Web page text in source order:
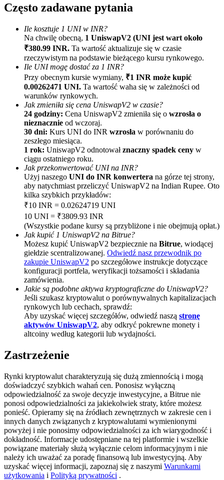
Polecaj
Zaproś przyjaciela, aby otrzymać nagrody pieniężne
BTC Welcome Rewards
BTC Welcome Rewards
Deposit & Trade BTC to Share 25000 USDT prize pool!
Deposit CASHCAT & Win
Share 500000 CASHCAT prize pool
Exclusive for BitMart Users
Register & Trade to Win 500,000 USDT
Precious Metals Trading Carnival
Trade Gold & Silver · 33,333 USDT Bonus
USDT New User Exclusive 10% APR
USDT Flexible Staking | Daily Rewards
Często zadawane pytania
Ile kosztuje 1 UNI w INR?
Na chwilę obecną, 1 UniswapV2 (UNI jest wart około
₹380.99 INR. Ta wartość aktualizuje się w czasie
rzeczywistym na podstawie bieżącego kursu rynkowego.
Ile UNI mogę dostać za 1 INR?
Przy obecnym kursie wymiany, ₹1 INR może kupić
0.00262471 UNI. Ta wartość waha się w zależności od
warunków rynkowych.
Jak zmieniła się cena UniswapV2 w czasie?
24 godziny: Cena UniswapV2 zmieniła się o wzrosła o
nieznacznie od wczoraj.
30 dni: Kurs UNI do INR wzrosła w porównaniu do
zeszłego miesiąca.
1 rok: UniswapV2 odnotowałznaczny spadek ceny w
ciągu ostatniego roku.
Jak przekonwertować UNI na INR?
Użyj naszego UNI do INR konwertera na górze tej strony,
aby natychmiast przeliczyć UniswapV2 na Indian Rupee. Oto
kilka szybkich przykładów:
₹10 INR = 0.02624719 UNI
10 UNI = ₹3809.93 INR
(Wszystkie podane kursy są przybliżone i nie obejmują opłat.)
Jak kupić 1 UniswapV2 na Bitrue?
Możesz kupić UniswapV2 bezpiecznie na Bitrue, wiodącej
giełdzie scentralizowanej. Odwiedź nasz przewodnik po
zakupie UniswapV2 po szczegółowe instrukcje dotyczące
konfiguracji portfela, weryfikacji tożsamości i składania
zamówienia.
Jakie są podobne aktywa kryptograficzne do UniswapV2?
Jeśli szukasz kryptowalut o porównywalnych kapitalizacjach
rynkowych lub cechach, sprawdź:
Aby uzyskać więcej szczegółów, odwiedź naszą stronę
aktywów UniswapV2, aby odkryć pokrewne monety i
altcoiny według kategorii lub wydajności.
Zastrzeżenie
Rynki kryptowalut charakteryzują się dużą zmiennością i mogą
doświadczyć szybkich wahań cen. Ponosisz wyłączną
odpowiedzialność za swoje decyzje inwestycyjne, a Bitrue nie
ponosi odpowiedzialności za jakiekolwiek straty, które możesz
ponieść. Opieramy się na źródłach zewnętrznych w zakresie cen i
innych danych związanych z kryptowalutami wymienionymi
powyżej i nie ponosimy odpowiedzialności za ich wiarygodność i
dokładność. Informacje udostępniane na tej platformie i wszelkie
powiązane materiały służą wyłącznie celom informacyjnym i nie
należy ich uważać za poradę finansową lub inwestycyjną. Aby
uzyskać więcej informacji, zapoznaj się z naszymi Warunkami
użytkowania i Polityką prywatności .